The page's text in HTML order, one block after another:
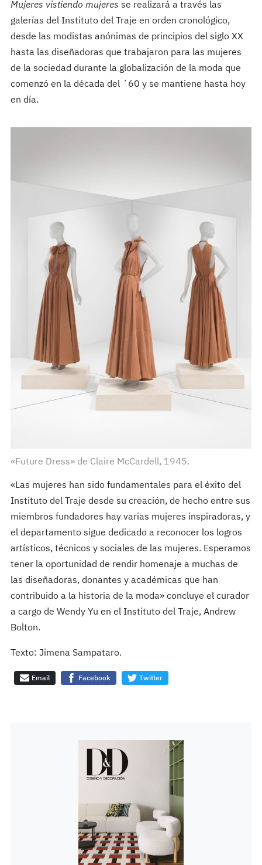
Mujeres vistiendo mujeres se realizará a través las
galerías del Instituto del Traje en orden cronológico,
desde las modistas anónimas de principios del siglo XX
hasta las diseñadoras que trabajaron para las mujeres
de la sociedad durante la globalización de la moda que
comenzó en la década del ´60 y se mantiene hasta hoy
en día.
«Future Dress» de Claire McCardell, 1945.
«Las mujeres han sido fundamentales para el éxito del
Instituto del Traje desde su creación, de hecho entre sus
miembros fundadores hay varias mujeres inspiradoras, y
el departamento sigue dedicado a reconocer los logros
artísticos, técnicos y sociales de las mujeres. Esperamos
tener la oportunidad de rendir homenaje a muchas de
las diseñadoras, donantes y académicas que han
contribuido a la historia de la moda» concluye el curador
a cargo de Wendy Yu en el Instituto del Traje, Andrew
Bolton.
Texto: Jimena Sampataro.
Email Facebook Twitter